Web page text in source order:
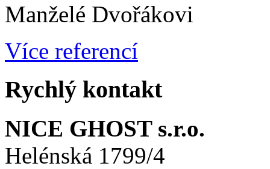
Manželé Dvořákovi
Více referencí
Rychlý kontakt
NICE GHOST s.r.o.
Helénská 1799/4